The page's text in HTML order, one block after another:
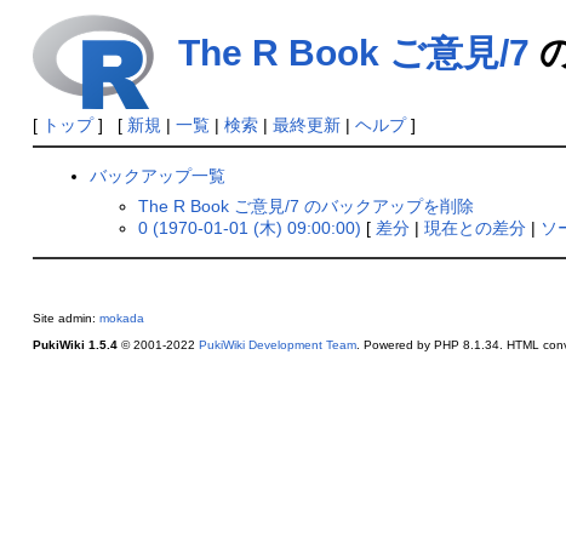
The R Book ご意見/7
[ トップ] [ 新規 | 一覧| 検索| 最終更新| ヘルプ]
バックアップ一覧
The R Book ご意見/7 のバックアップを削除
0 (1970-01-01 (木) 09:00:00) [ 差分 |現在との差分 | ソ
Site admin: mokada
PukiWiki 1.5.4© 2001-2022 PukiWiki Development Team. Powered by PHP 8.1.34. HTML